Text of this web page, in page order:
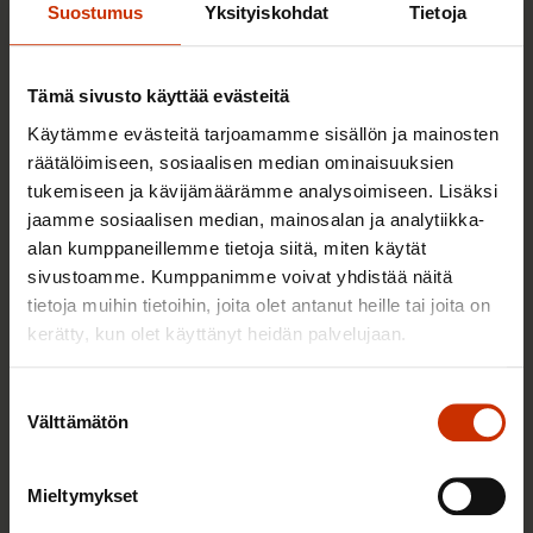
Suostumus Yksityiskohdat Tietoja
Tämä sivusto käyttää evästeitä
Käytämme evästeitä tarjoamamme sisällön ja mainosten
räätälöimiseen, sosiaalisen median ominaisuuksien
tukemiseen ja kävijämäärämme analysoimiseen. Lisäksi
jaamme sosiaalisen median, mainosalan ja analytiikka-
alan kumppaneillemme tietoja siitä, miten käytät
sivustoamme. Kumppanimme voivat yhdistää näitä
tietoja muihin tietoihin, joita olet antanut heille tai joita on
kerätty, kun olet käyttänyt heidän palvelujaan.
valinta
Välttämätön
Mieltymykset
Pohjanmaa
SAK:n Kauhajoen paikallisjärjestö ry
Pj. Sirpa Kukkamäki
sirpa.kukkamaki@lclc.fi
SAK:n Kokkolanseudun paikallisjärjestö ry
Pj. Vesa Pohjola
Puh. 040 524 8699
vesapohjola50@gmail.com
FFC:s Närpesnejdens lokalorganisation rf